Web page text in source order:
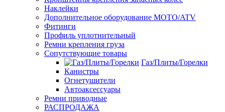
Наклейки
Дополнительное оборудование MOTO/ATV
Фитинги
Профиль уплотнительный
Ремни крепления груза
Сопутствующие товары
Газ/Плиты/Горелки
Канистры
Огнетушители
Автоаксессуары
Ремни приводные
РАСПРОДАЖА